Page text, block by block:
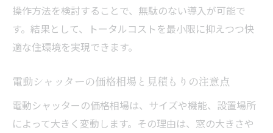
操作方法を検討することで、無駄のない導入が可能で
す。結果として、トータルコストを最小限に抑えつつ快
適な住環境を実現できます。
電動シャッターの価格相場と見積もりの注意点
電動シャッターの価格相場は、サイズや機能、設置場所
によって大きく変動します。その理由は、窓の大きさや